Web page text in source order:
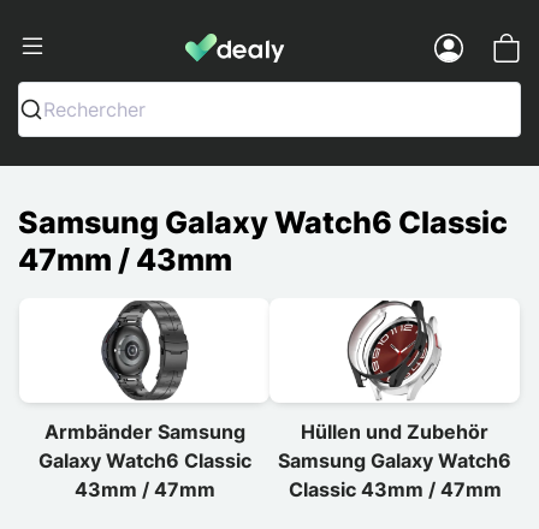
Dealy - Hüllen und Zubehör für
Rechercher
Samsung Galaxy Watch6 Classic
47mm / 43mm
Armbänder Samsung
Galaxy Watch6 Classic
43mm / 47mm
Hüllen und Zubehör
Samsung Galaxy Watch6
Classic 43mm / 47mm